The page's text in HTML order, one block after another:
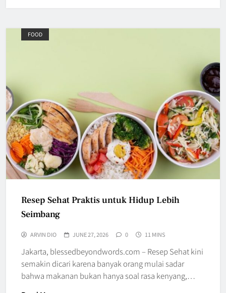
FOOD
Resep Sehat Praktis untuk Hidup Lebih
Seimbang
ARVIN DIO JUNE 27, 2026 0 11 MINS
Jakarta, blessedbeyondwords.com – Resep Sehat kini
semakin dicari karena banyak orang mulai sadar
bahwa makanan bukan hanya soal rasa kenyang,…